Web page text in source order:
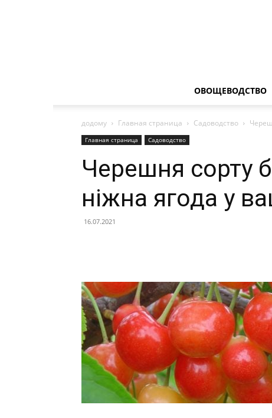
ОВОЩЕВОДСТВО
додому Главная страница Садоводство
Главная страница Садоводство
Черешня сорту
ніжна ягода у
16.07.2021